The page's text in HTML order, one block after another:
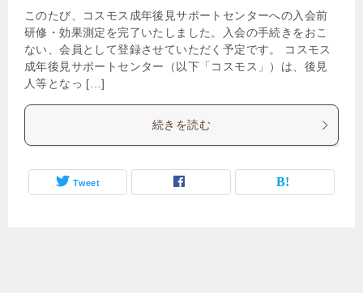
このたび、コスモス成年後見サポートセンターへの入会前
研修・効果測定を完了いたしました。入会の手続きをおこ
ない、会員として登録させていただく予定です。 コスモス
成年後見サポートセンター（以下「コスモス」）は、後見
人等となっ […]
続きを読む
Tweet